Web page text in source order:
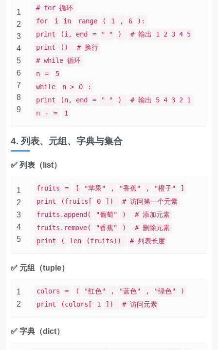
1
2
3
4
5
6
7
8
9
# for 循环
for
i in range ( 1 , 6
):
print
(i, end = " " )
# 输出 1 2 3 4 5
print
()
# 换行
# while 循环
n
=
5
while
n > 0
:
print
(n, end = " " )
# 输出 5 4 3 2 1
n
- = 1
4. 列表、元组、字典与集合
✅ 列表（list）
1
2
3
4
5
fruits = [ "苹果" , "香蕉" , "橙子"
]
print
(fruits[ 0 ])
# 访问第一个元素
fruits.append(
"葡萄" )
# 添加元素
fruits.remove(
"香蕉" )
# 删除元素
print
( len (fruits)) # 列表长度
✅ 元组（tuple）
1
2
colors = ( "红色" , "蓝色" , "绿色"
)
print
(colors[ 1 ]) # 访问元素
✅ 字典（dict）